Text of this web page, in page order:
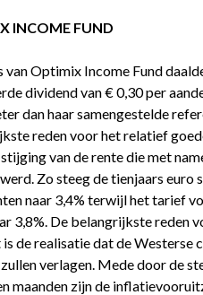
INCOME FUND
van Optimix Income Fund
dividend van € 0,30 per
dan haar samengestelde
reden voor het relatief
van de rente die met
Zo steeg de tienjaars euro
naar 3,4% terwijl het tarief
3,8%. De belangrijkste reden
is de realisatie dat de
verlagen. Mede door de
maanden zijn de